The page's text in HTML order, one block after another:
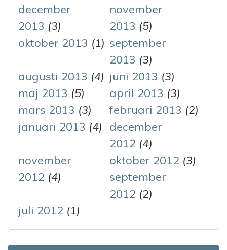
december
2013 (3)
november
2013 (5)
oktober 2013 (1) september
2013 (3)
augusti 2013 (4) juni 2013 (3)
maj 2013 (5) april 2013 (3)
mars 2013 (3) februari 2013 (2)
januari 2013 (4)
december
2012 (4)
november
2012 (4)
oktober 2012 (3)
september
2012 (2)
juli 2012 (1)